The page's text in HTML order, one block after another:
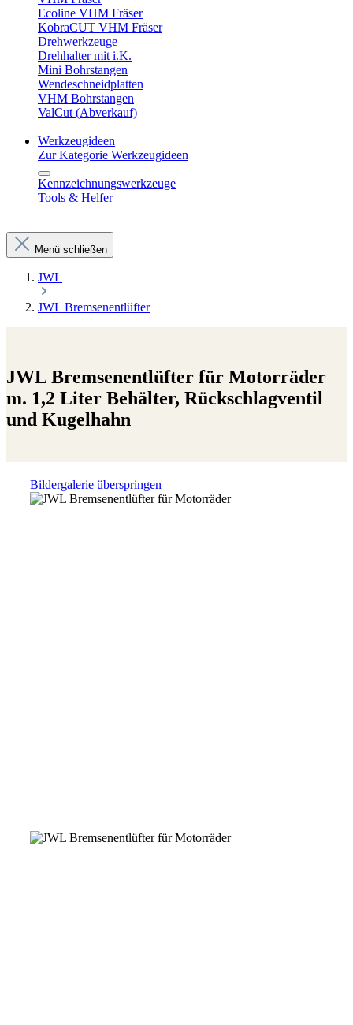
Ecoline VHM Fräser
KobraCUT VHM Fräser
Drehwerkzeuge
Drehhalter mit i.K.
Mini Bohrstangen
Wendeschneidplatten
VHM Bohrstangen
ValCut (Abverkauf)
Werkzeugideen
Zur Kategorie Werkzeugideen
Kennzeichnungswerkzeuge
Tools & Helfer
Menü schließen
JWL
JWL Bremsenentlüfter
JWL Bremsenentlüfter für Motorräder
m. 1,2 Liter Behälter, Rückschlagventil
und Kugelhahn
Bildergalerie überspringen